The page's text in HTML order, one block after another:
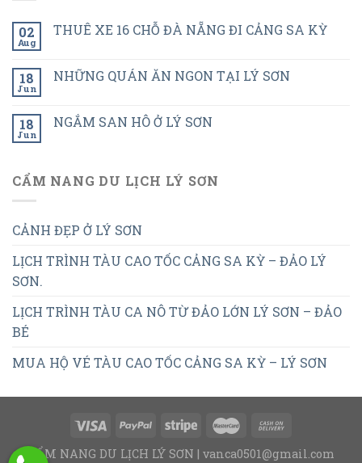
02
Aug
THUÊ XE 16 CHỖ ĐÀ NẴNG ĐI CẢNG SA KỲ
18
Jun
NHỮNG QUÁN ĂN NGON TẠI LÝ SƠN
18
Jun
NGẮM SAN HÔ Ở LÝ SƠN
CẨM NANG DU LỊCH LÝ SƠN
CẢNH ĐẸP Ở LÝ SƠN
LỊCH TRÌNH TÀU CAO TỐC CẢNG SA KỲ – ĐẢO LÝ
SƠN.
LỊCH TRÌNH TÀU CA NÔ TỪ ĐẢO LỚN LÝ SƠN – ĐẢO
BÉ
MUA HỘ VÉ TÀU CAO TỐC CẢNG SA KỲ – LÝ SƠN
CẨM NANG DU LỊCH LÝ SƠN | vanca0501@gmail.com